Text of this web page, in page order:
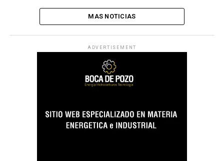
MAS NOTICIAS
ADVERTISEMENT